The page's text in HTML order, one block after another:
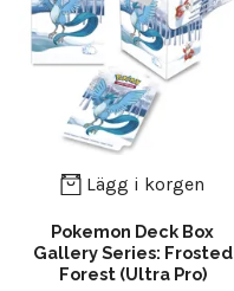
Lägg i korgen
Pokemon Deck Box
Gallery Series: Frosted
Forest (Ultra Pro)